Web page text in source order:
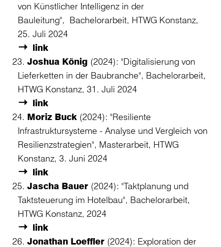
von Künstlicher Intelligenz in der
Bauleitung", Bachelorarbeit, HTWG Konstanz,
25. Juli 2024
link
Joshua König (2024): "Digitalisierung von
Lieferketten in der Baubranche", Bachelorarbeit,
HTWG Konstanz, 31. Juli 2024
link
Moriz Buck (2024): "Resiliente
Infrastruktursysteme - Analyse und Vergleich von
Resilienzstrategien", Masterarbeit, HTWG
Konstanz, 3. Juni 2024
link
Jascha Bauer (2024): "Taktplanung und
Taktsteuerung im Hotelbau", Bachelorarbeit,
HTWG Konstanz, 2024
link
Jonathan Loeffler (2024): Exploration der